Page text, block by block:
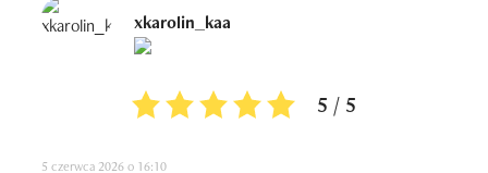
A teraz wady:
-potrafi czasem zrolować się , jednak to kwestia moich
Mam tendencję do przesychania warg. Jeśli nie zadbam o
peeling i nawilżenie to każdy mat to podkreśla. Ogólnie
xkarolin_kaa
5 / 5
5 czerwca 2026 o 16:10